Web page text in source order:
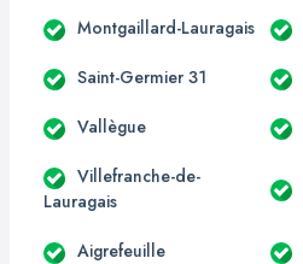
Montgaillard-Lauragais
Saint-Germier 31
Vallègue
Villefranche-de-
Lauragais
Aigrefeuille